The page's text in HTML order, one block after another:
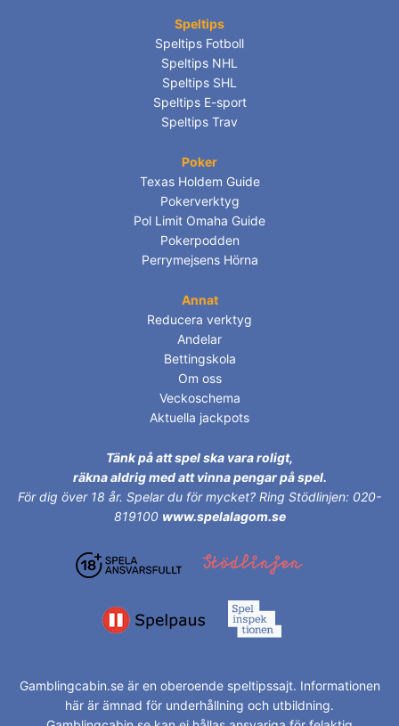
Speltips
Speltips Fotboll
Speltips NHL
Speltips SHL
Speltips E-sport
Speltips Trav
Poker
Texas Holdem Guide
Pokerverktyg
Pol Limit Omaha Guide
Pokerpodden
Perrymejsens Hörna
Annat
Reducera verktyg
Andelar
Bettingskola
Om oss
Veckoschema
Aktuella jackpots
Tänk på att spel ska vara roligt,
räkna aldrig med att vinna pengar på spel.
För dig över 18 år. Spelar du för mycket? Ring Stödlinjen: 020-
819100 www.spelalagom.se
Gamblingcabin.se är en oberoende speltipssajt. Informationen
här är ämnad för underhållning och utbildning.